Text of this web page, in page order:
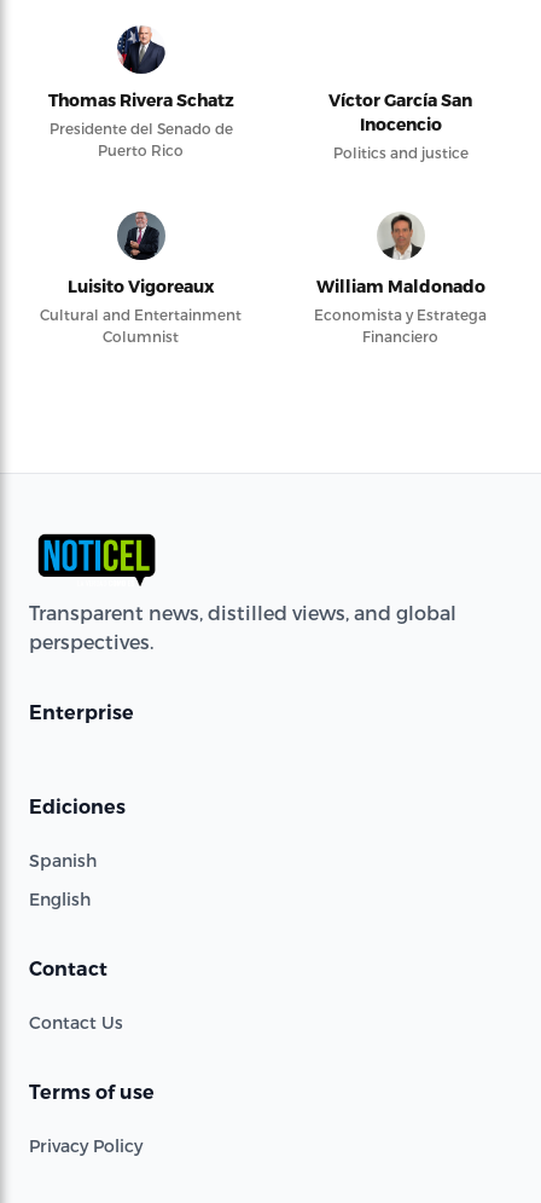
Thomas Rivera Schatz
Presidente del Senado de
Puerto Rico
Víctor García San
Inocencio
Politics and justice
Luisito Vigoreaux
Cultural and Entertainment
Columnist
William Maldonado
Economista y Estratega
Financiero
Transparent news, distilled views, and global
perspectives.
Enterprise
Ediciones
Spanish
English
Contact
Contact Us
Terms of use
Privacy Policy